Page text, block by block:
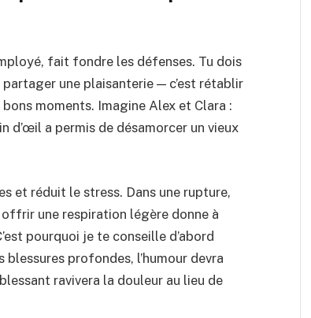
fait fondre les défenses. Tu dois
une plaisanterie — c’est rétablir
moments. Imagine Alex et Clara :
d’œil a permis de désamorcer un vieux
et réduit le stress. Dans une rupture,
une respiration légère donne à
pourquoi je te conseille d’abord
blessures profondes, l’humour devra
ravivera la douleur au lieu de